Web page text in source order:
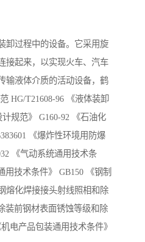
卸过程中的设备。它采用旋
接起来，以实现火车、汽车
输液体介质的活动设备，鹤
HG/T21608-96 《液体装卸
规范》 G160-92 《石油化
《爆炸性环境用防爆
《气动系统通用技术条
用技术条件》 GB150 《钢制
熔化焊接接头射线照相和除
装前钢材表面锈蚀等级和除
电产品包装通用技术条件》